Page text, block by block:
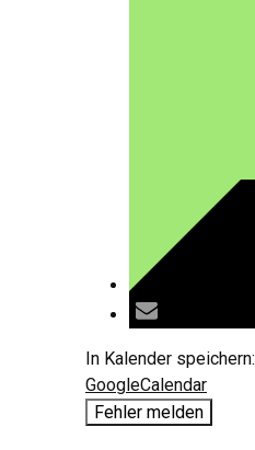
In Kalender speichern:
GoogleCalendar
Fehler melden